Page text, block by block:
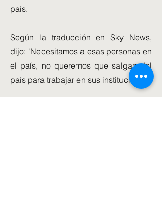
país.
Según la traducción en Sky News,
dijo: 'Necesitamos a esas personas en
el país, no queremos que salgan del
país para trabajar en sus instituciones'.